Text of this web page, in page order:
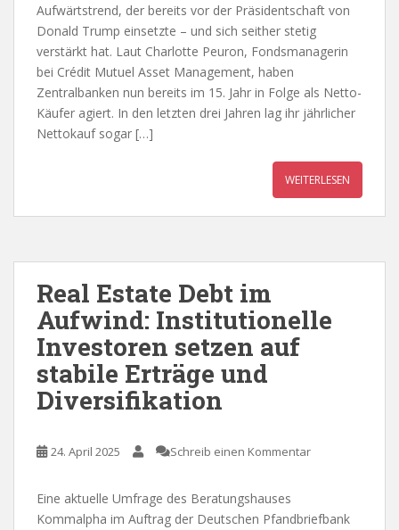
Aufwärtstrend, der bereits vor der Präsidentschaft von
Donald Trump einsetzte – und sich seither stetig
verstärkt hat. Laut Charlotte Peuron, Fondsmanagerin
bei Crédit Mutuel Asset Management, haben
Zentralbanken nun bereits im 15. Jahr in Folge als Netto-
Käufer agiert. In den letzten drei Jahren lag ihr jährlicher
Nettokauf sogar […]
WEITERLESEN
Real Estate Debt im
Aufwind: Institutionelle
Investoren setzen auf
stabile Erträge und
Diversifikation
24. April 2025 Schreib einen Kommentar
Eine aktuelle Umfrage des Beratungshauses
Kommalpha im Auftrag der Deutschen Pfandbriefbank